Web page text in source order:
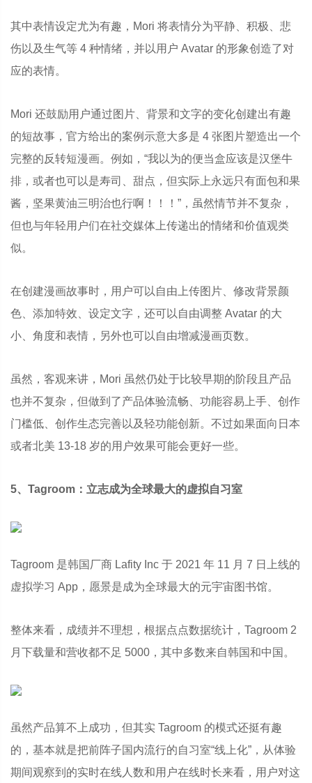
其中表情设定尤为有趣，Mori 将表情分为平静、积极、悲
伤以及生气等 4 种情绪，并以用户 Avatar 的形象创造了对
应的表情。
Mori 还鼓励用户通过图片、背景和文字的变化创建出有趣
的短故事，官方给出的案例示意大多是 4 张图片塑造出一个
完整的反转短漫画。例如，“我以为的便当盒应该是汉堡牛
排，或者也可以是寿司、甜点，但实际上永远只有面包和果
酱，坚果黄油三明治也行啊！！！”，虽然情节并不复杂，
但也与年轻用户们在社交媒体上传递出的情绪和价值观类
似。
在创建漫画故事时，用户可以自由上传图片、修改背景颜
色、添加特效、设定文字，还可以自由调整 Avatar 的大
小、角度和表情，另外也可以自由增减漫画页数。
虽然，客观来讲，Mori 虽然仍处于比较早期的阶段且产品
也并不复杂，但做到了产品体验流畅、功能容易上手、创作
门槛低、创作生态完善以及轻功能创新。不过如果面向日本
或者北美 13-18 岁的用户效果可能会更好一些。
5、Tagroom：立志成为全球最大的虚拟自习室
Tagroom 是韩国厂商 Lafity Inc 于 2021 年 11 月 7 日上线的
虚拟学习 App，愿景是成为全球最大的元宇宙图书馆。
整体来看，成绩并不理想，根据点点数据统计，Tagroom 2
月下载量和营收都不足 5000，其中多数来自韩国和中国。
虽然产品算不上成功，但其实 Tagroom 的模式还挺有趣
的，基本就是把前阵子国内流行的自习室“线上化”，从体验
期间观察到的实时在线人数和用户在线时长来看，用户对这